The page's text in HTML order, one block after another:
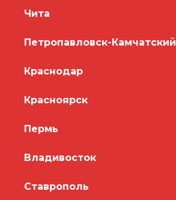
Чита
Петропавловск-Камчатский
Краснодар
Красноярск
Пермь
Владивосток
Ставрополь